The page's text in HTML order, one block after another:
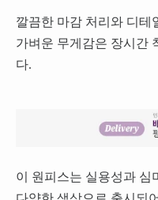
깔끔한 마감 처리와 디테
가벼운 무게감은 장시간
다.
이 원피스는 실용성과 심